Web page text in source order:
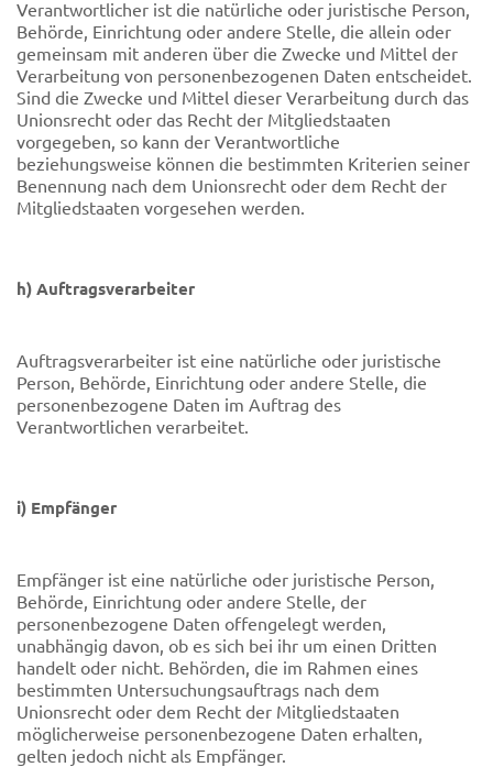
Verantwortlicher ist die natürliche oder juristische Person,
Behörde, Einrichtung oder andere Stelle, die allein oder
gemeinsam mit anderen über die Zwecke und Mittel der
Verarbeitung von personenbezogenen Daten entscheidet.
Sind die Zwecke und Mittel dieser Verarbeitung durch das
Unionsrecht oder das Recht der Mitgliedstaaten
vorgegeben, so kann der Verantwortliche
beziehungsweise können die bestimmten Kriterien seiner
Benennung nach dem Unionsrecht oder dem Recht der
Mitgliedstaaten vorgesehen werden.
h) Auftragsverarbeiter
Auftragsverarbeiter ist eine natürliche oder juristische
Person, Behörde, Einrichtung oder andere Stelle, die
personenbezogene Daten im Auftrag des
Verantwortlichen verarbeitet.
i) Empfänger
Empfänger ist eine natürliche oder juristische Person,
Behörde, Einrichtung oder andere Stelle, der
personenbezogene Daten offengelegt werden,
unabhängig davon, ob es sich bei ihr um einen Dritten
handelt oder nicht. Behörden, die im Rahmen eines
bestimmten Untersuchungsauftrags nach dem
Unionsrecht oder dem Recht der Mitgliedstaaten
möglicherweise personenbezogene Daten erhalten,
gelten jedoch nicht als Empfänger.